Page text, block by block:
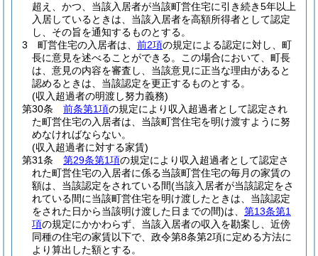
超え、かつ、当該入居者が当該町営住宅に引き続き5年以上
入居しているときは、当該入居者を高額所得者として認定
し、その旨を通知するものとする。
3
町営住宅の入居者は、 前2項の規定による認定に対し、町
長に意見を述べることができる。
この場合において、町長
は、意見の内容を審査し、当該意見に正当な理由があると
認めるときは、当該認定を更正するものとする。
(収入超過者の明渡し努力義務)
第30条
前条第1項の規定により収入超過者として認定され
た町営住宅の入居者は、当該町営住宅を明け渡すように努
めなければならない。
(収入超過者に対する家賃)
第31条
第29条第1項の規定により収入超過者として認定さ
れた町営住宅の入居者に係る当該町営住宅の毎月の家賃の
額は、当該認定をされている間(当該入居者が当該認定をさ
れている間に当該町営住宅を明け渡したときは、当該認定
をされた日から当該明け渡した日までの間)は、 第13条第1
項の規定にかかわらず、当該入居者の収入を勘案し、近傍
同種の住宅の家賃以下で、政令第8条第2項に定める方法に
より算出した額とする。